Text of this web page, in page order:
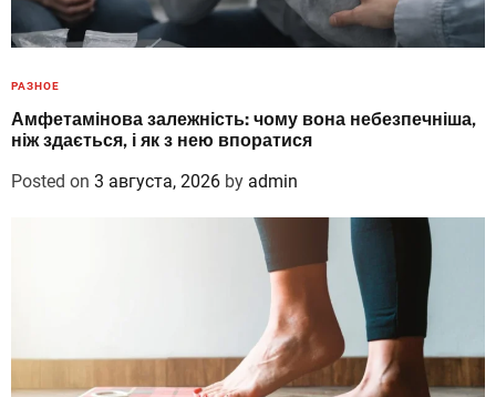
РАЗНОЕ
Амфетамінова залежність: чому вона небезпечніша,
ніж здається, і як з нею впоратися
Posted on 3 августа, 2026 by admin